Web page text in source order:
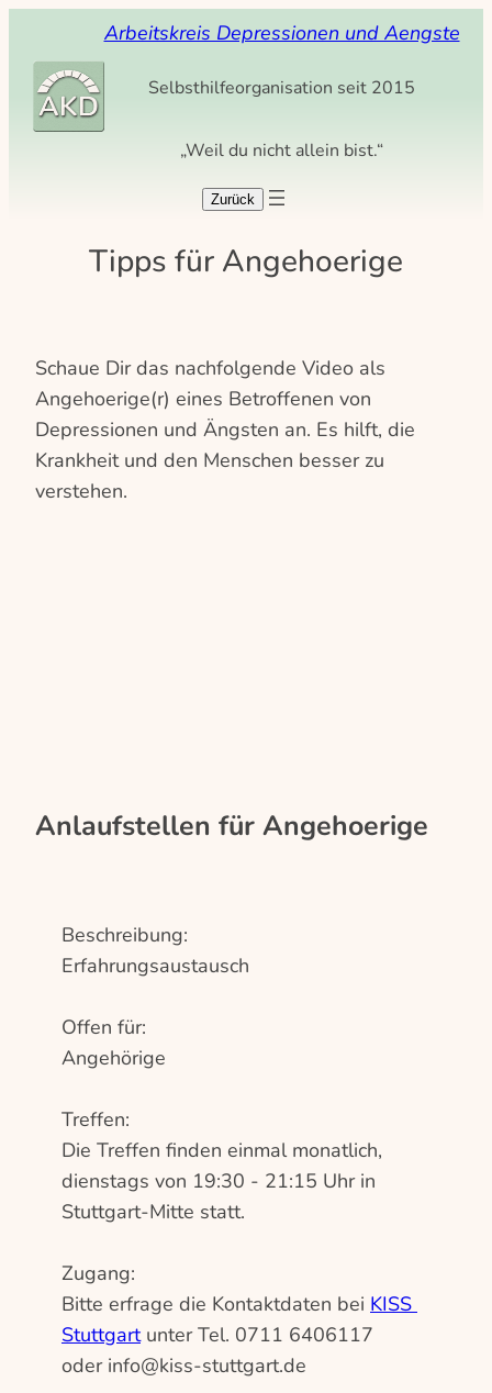
Arbeitskreis Depressionen und Aengste
Selbsthilfeorganisation seit 2015
„Weil du nicht allein bist.“
Tipps für Angehoerige
Schaue Dir das nachfolgende Video als
Angehoerige(r) eines Betroffenen von
Depressionen und Ängsten an. Es hilft, die
Krankheit und den Menschen besser zu
verstehen.
Anlaufstellen für Angehoerige
Beschreibung:
Erfahrungsaustausch
Offen für:
Angehörige
Treffen:
Die Treffen finden einmal monatlich,
dienstags von 19:30 - 21:15 Uhr in
Stuttgart-Mitte statt.
Zugang:
Bitte erfrage die Kontaktdaten bei KISS
Stuttgart unter Tel. 0711 6406117
oder ed.tragttuts-ssik@ofni